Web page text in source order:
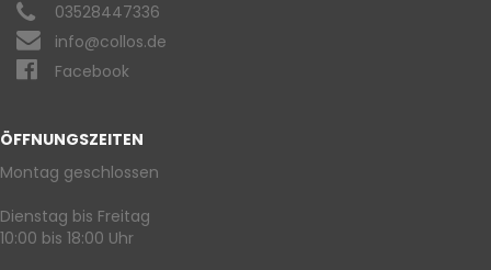
03528447336
info@collos.de
Facebook
ÖFFNUNGSZEITEN
Montag geschlossen
Dienstag bis Freitag
10:00 bis 18:00 Uhr